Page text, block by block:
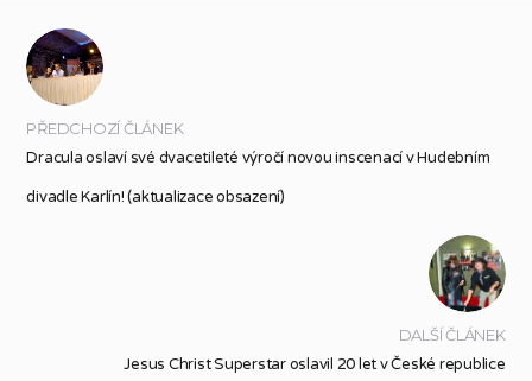
PŘEDCHOZÍ ČLÁNEK
Dracula oslaví své dvacetileté výročí novou inscenací v Hudebním
divadle Karlín! (aktualizace obsazení)
DALŠÍ ČLÁNEK
Jesus Christ Superstar oslavil 20 let v České republice